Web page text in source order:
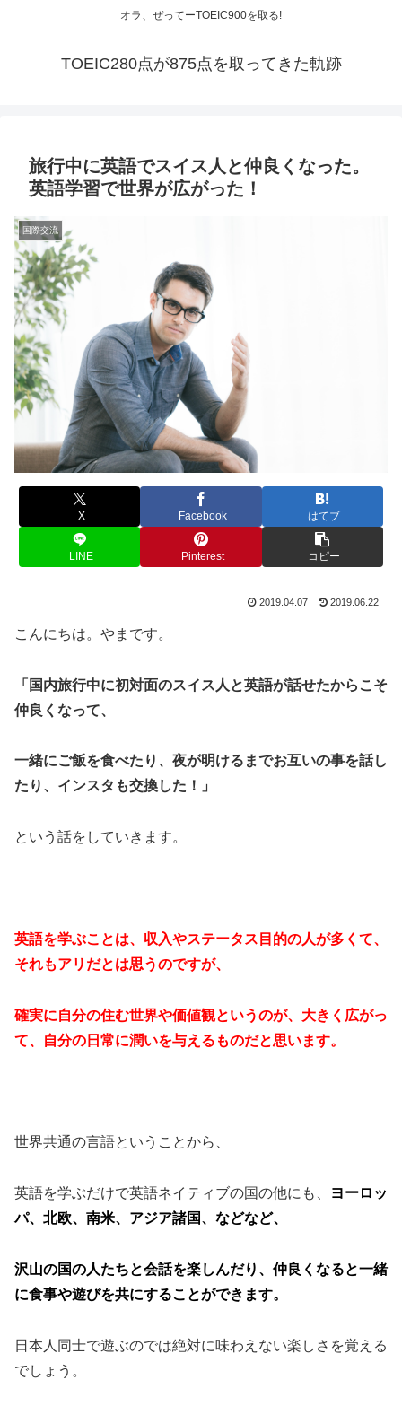
オラ、ぜってーTOEIC900を取る!
TOEIC280点が875点を取ってきた軌跡
旅行中に英語でスイス人と仲良くなった。
英語学習で世界が広がった！
国際交流
X Facebook はてブ
LINE Pinterest コピー
2019.04.07 2019.06.22
こんにちは。やまです。
「国内旅行中に初対面のスイス人と英語が話せたからこそ
仲良くなって、
一緒にご飯を食べたり、夜が明けるまでお互いの事を話し
たり、インスタも交換した！」
という話をしていきます。
英語を学ぶことは、収入やステータス目的の人が多くて、
それもアリだとは思うのですが、
確実に自分の住む世界や価値観というのが、大きく広がっ
て、
自分の日常に潤いを与えるものだと思います。
世界共通の言語ということから、
英語を学ぶだけで英語ネイティブの国の他にも、
ヨーロッ
パ、北欧、南米、アジア諸国、などなど、
沢山の国の人たちと会話を楽しんだり、仲良くなると一緒
に食事や遊びを共にすることができます。
日本人同士で遊ぶのでは絶対に味わえない楽しさを覚える
でしょう。